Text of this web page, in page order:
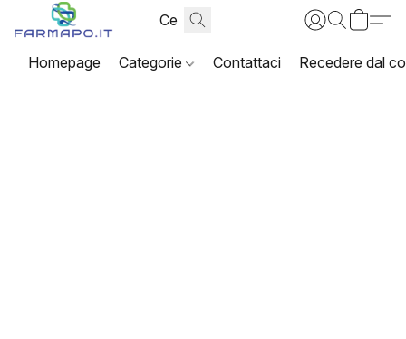
Homepage Categorie Contattaci Recedere dal